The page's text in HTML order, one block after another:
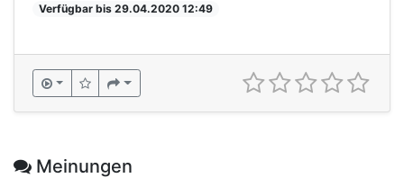
Verfügbar bis 29.04.2020 12:49
Meinungen